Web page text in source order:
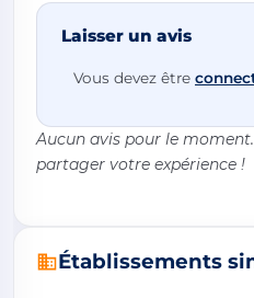
Laisser un avis
Vous devez être
Aucun avis pour le
partager votre expérience !
Établissements